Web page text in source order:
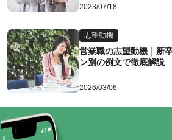
2023/07/18
志望動機
営業職の志望動機｜新
ン別の例文で徹底解説
2026/03/06